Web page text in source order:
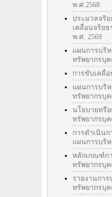
พ.ศ.2568
ประมวลจริ
เคลื่อนจริย
พ.ศ. 2569
แผนการบริ
ทรัพยากรบุค
การขับเคลื่
แผนการบริ
ทรัพยากรบุ
นโยบายหรื
ทรัพยากรบุ
การดำเนิน
แผนการบริ
หลักเกณฑ์ก
ทรัพยากรบุ
รายงานกา
ทรัพยากรบุ